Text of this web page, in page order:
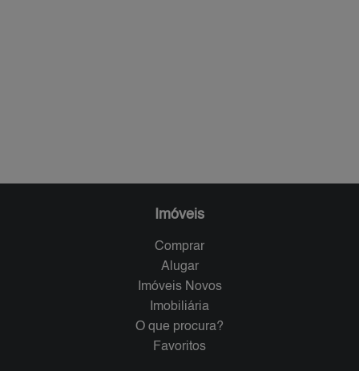
Imóveis
Comprar
Alugar
Imóveis Novos
Imobiliária
O que procura?
Favoritos